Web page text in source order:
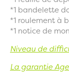
*1 bandelette
*1 roulement à
*1 notice de
Niveau de
La garantie